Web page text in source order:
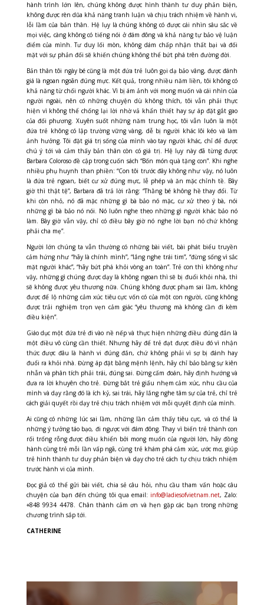
hành trình lớn lên, chúng không được hình thành tư duy phản biện,
không được rèn dũa khả năng tranh luận và chịu trách nhiệm về hành vi,
lỗi lầm của bản thân. Hệ lụy là chúng không có được cái nhìn sâu sắc về
mọi việc, càng không có tiếng nói ở đám đông và khả năng tự bảo vệ luận
điểm của mình. Tư duy lối mòn, không dám chấp nhận thất bại và đối
mặt với sự phản đối sẽ khiến chúng không thể bứt phá trên đường đời.
Bản thân tôi ngày bé cũng là một đứa trẻ luôn gọi dạ bảo vâng, được đánh
giá là ngoan ngoãn đúng mực. Kết quả, trong nhiều năm liền, tôi không có
khả năng từ chối người khác. Vì bị ám ảnh với mong muốn và cái nhìn của
người ngoài, nên có những chuyện dù không thích, tôi vẫn phải thực
hiện vì không thể chống lại lời nhờ vả khẩn thiết hay sự áp đặt gắt gao
của đối phương. Xuyên suốt những năm trung học, tôi vẫn luôn là một
đứa trẻ khôngcó lập trường vững vàng, dễ bị người khác lôi kéo và làm
ảnh hưởng. Tôi đặt giá trị sống của mình vào tay người khác, chỉ để được
chú ý tới và cảm thấy bản thân còn có giá trị. Hệ lụy này đã từng được
Barbara Coloroso đề cập trong cuốn sách “Bốn món quà tặng con”. Khi nghe
nhiều phụ huynh than phiền: “Con tôi trước đây không như vậy, nó luôn
là đứa trẻ ngoan, biết cư xử đúng mực, lễ phép và ăn mặc chỉnh tề. Bây
giờ thì thật tệ”, Barbara đã trả lời rằng: “Thằng bé không hề thay đổi. Từ
khi còn nhỏ, nó đã mặc những gì bà bảo nó mặc, cư xử theo ý bà, nói
những gì bà bảo nó nói. Nó luôn nghe theo những gì người khác bảo nó
làm. Bây giờ vẫn vậy, chỉ có điều bây giờ nó nghe lời bạn nó chứ không
phải cha mẹ”.
Người lớn chúng ta vẫn thường có những bài viết, bài phát biểu truyền
cảm hứng như “hãy là chính mình”, “lắng nghe trái tim”, “đừng sống vì sắc
mặt người khác”, “hãy bứt phá khỏi vòng an toàn”. Trẻ con thì không như
vậy, những gì chúng được dạy là không ngoan thì sẽ bị đuổi khỏi nhà, thì
sẽ không được yêu thương nữa. Chúng không được phạm sai lầm, không
được để lộ những cảm xúc tiêu cực vốn có của một con người, cũng không
được trải nghiệm trọn vẹn cảm giác “yêu thương mà không cần đi kèm
điều kiện”.
Giáo dục một đứa trẻ đi vào nề nếp và thực hiện những điều đúng đắn là
một điều vô cùng cần thiết. Nhưng hãy để trẻ đạt được điều đó vì nhận
thức được đâu là hành vi đúng đắn, chứ không phải vì sợ bị đánh hay
đuổi ra khỏi nhà. Đừng áp đặt bằng mệnh lệnh, hãy chỉ bảo bằng sự kiên
nhẫn và phân tích phải trái, đúng sai. Đừng cấm đoán, hãy định hướng và
đưa ra lời khuyên cho trẻ. Đừng bắt trẻ giấu nhẹm cảm xúc, nhu cầu của
mình và dạy rằng đó là ích kỷ, sai trái, hãy lắng nghe tâm sự của trẻ, chỉ trẻ
cách giải quyết rồi dạy trẻ chịu trách nhiệm với mỗi quyết định của mình.
Ai cũng có những lúc sai lầm, những lần cảm thấy tiêu cực, và có thể là
những ý tưởng táo bạo, đi ngược với đám đông. Thay vì biến trẻ thành con
rối trống rỗng được điều khiển bởi mong muốn của người lớn, hãy đồng
hành cùng trẻ mỗi lần vấp ngã, cùng trẻ khám phá cảm xúc, ước mơ, giúp
trẻ hình thành tư duy phản biện và dạy cho trẻ cách tự chịu trách nhiệm
trước hành vi của mình.
Đọc giả có thể gửi bài viết, chia sẻ câu hỏi, nhu cầu tham vấn hoặc câu
chuyện của bạn đến chúng tôi qua email: info@ladiesofvietnam.net, Zalo:
+848 9934 4478. Chân thành cảm ơn và hẹn gặp các bạn trong những
chương trình sắp tới.
CATHERINE